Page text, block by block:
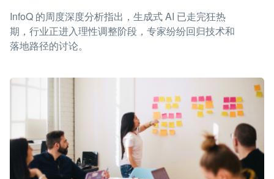
InfoQ 的周度深度分析指出，生成式 AI 已走完狂热
期，行业正进入理性调整阶段，专家纷纷回归技术和
落地路径的讨论。